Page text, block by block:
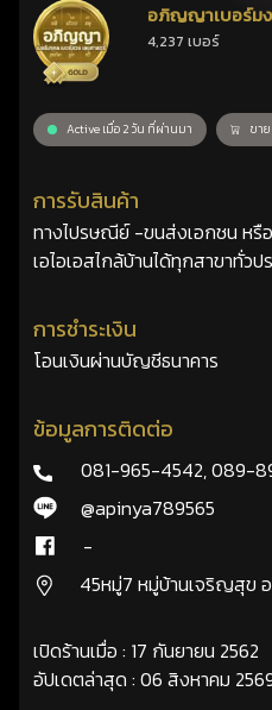
อภิญญาเบอร์ม
เลขศาสตร์
4,237 เบอร์
Active เมื่อ 2 วัน ที่ผ่านมา ขาย
การรับสินค้า
ทางไปรษณีย์ -ขนส่งเอกชน หรื
เอไอเอสไกล้บ้านได้ทุกสาขาทั่วป
การชำระเงิน
โอนเงินผ่านบัญชีธนาคาร
ข้อมูลการติดต่อ
081-965-4542,089-
@apinya789565
-
45หมู่7 หมู่บ้านเจริญสุข
เปิดร้านเมื่อ : 17 กันยายน 2562
อัปเดตล่าสุด : 06 สิงหาคม